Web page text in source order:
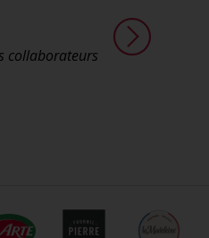
collaborateurs